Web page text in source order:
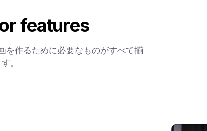
features
を作るために必要なものがすべて揃
。